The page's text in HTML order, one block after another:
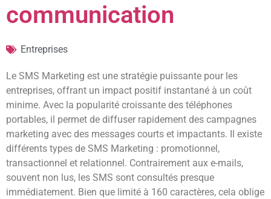
communication
Entreprises
Le SMS Marketing est une stratégie puissante pour les
entreprises, offrant un impact positif instantané à un coût
minime. Avec la popularité croissante des téléphones
portables, il permet de diffuser rapidement des campagnes
marketing avec des messages courts et impactants. Il existe
différents types de SMS Marketing : promotionnel,
transactionnel et relationnel. Contrairement aux e-mails,
souvent non lus, les SMS sont consultés presque
immédiatement. Bien que limité à 160 caractères, cela oblige